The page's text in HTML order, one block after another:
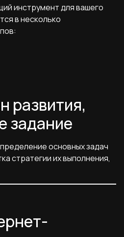
инструмент для вашего
в несколько
развития,
задание
основных задач
стратегии их выполнения,